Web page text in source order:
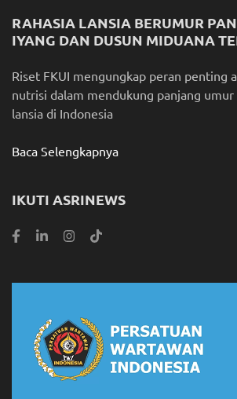
RAHASIA LANSIA BERUMUR
IYANG DAN DUSUN MIDUANA
Riset FKUI mengungkap peran penting
nutrisi dalam mendukung panjang umur
lansia di Indonesia
Baca Selengkapnya
IKUTI ASRINEWS